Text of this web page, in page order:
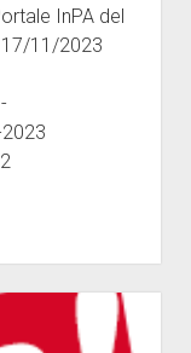
InPA del
11/2023